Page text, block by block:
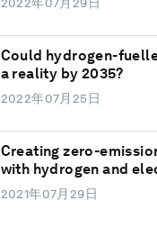
Could hydrogen-
a reality by 2035?
2022年07月25日
Creating zero-
with hydrogen and
2021年07月29日